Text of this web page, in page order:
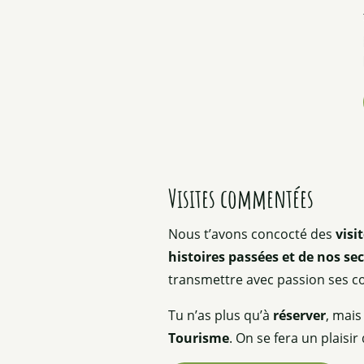
"Dans le secret des lacs de montagne" par Claudie
Exposition des peintures de l'Atelier du Portail : l'été
Visites commentées
Nous t’avons concocté des
histoires passées et de nos
transmettre avec passion ses
Tu n’as plus qu’à réserver,
Tourisme. On se fera un plaisir